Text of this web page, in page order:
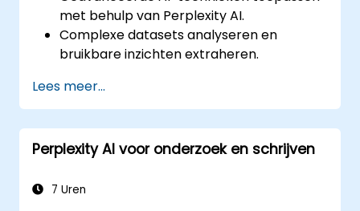
met behulp van Perplexity AI.
Complexe datasets analyseren en
bruikbare inzichten extraheren.
oplossingen voor reële problemen.
Perplexity AI naadloos combineren met
bestaande AI-werkprocessen.
Lees meer...
Perplexity AI voor onderzoek en schrijven
7 Uren